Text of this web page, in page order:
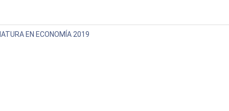
EN ECONOMÍA 2019